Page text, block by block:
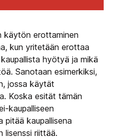
käytön erottaminen
kun yritetään erottaa
hyötyä ja mikä
Sanotaan esimerkiksi,
jossa käytät
Koska esität tämän
kaupalliseen
pitää kaupallisena
lisenssi riittää.